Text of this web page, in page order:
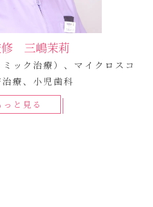
修 三嶋茉莉
ック治療）、マイクロスコ
療、小児歯科
っと見る